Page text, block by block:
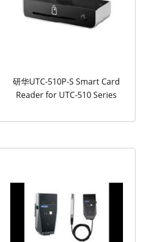
研华UTC-510P-S Smart Card
Reader for UTC-510 Series